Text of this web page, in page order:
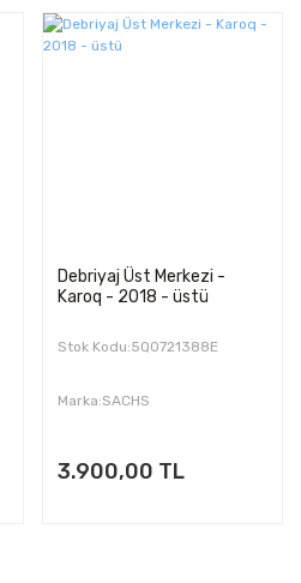
Debriyaj Üst Merkezi -
Karoq - 2018 - üstü
Stok Kodu:5Q0721388E
Marka:SACHS
3.900,00 TL